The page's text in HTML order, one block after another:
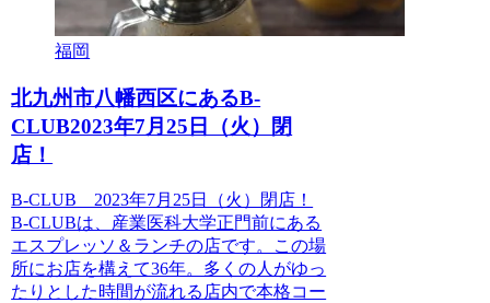
福岡
北九州市八幡西区にあるB-
CLUB2023年7月25日（火）閉
店！
B-CLUB 2023年7月25日（火）閉店！
B-CLUBは、産業医科大学正門前にある
エスプレッソ＆ランチの店です。この場
所にお店を構えて36年。多くの人がゆっ
たりとした時間が流れる店内で本格コー